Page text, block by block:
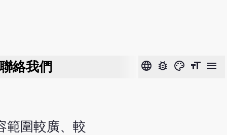
絡我們 language bug_report color_lens format_size menu
範圍較廣、較